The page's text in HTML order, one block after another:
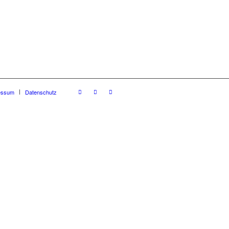
Datenschutz